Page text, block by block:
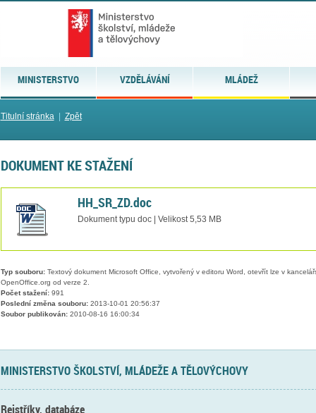
MINISTERSTVO VZDĚLÁVÁNÍ MLÁDEŽ
Titulní stránka| Zpět
DOKUMENT KE STAŽENÍ
HH_SR_ZD.doc
Dokument typu doc | Velikost 5,53 MB
Typ souboru:Textový dokument Microsoft Office, vytvořený v editoru Word, otevřít lze v
OpenOffice.org od verze 2.
Počet stažení:991
Poslední změna souboru:2013-10-01 20:56:37
Soubor publikován:2010-08-16 16:00:34
MINISTERSTVO ŠKOLSTVÍ, MLÁDEŽE A TĚLOVÝCHOVY
Rejstříky, databáze